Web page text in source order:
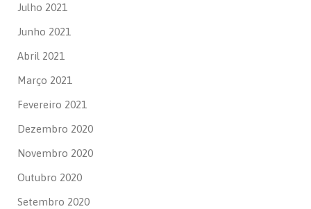
Julho 2021
Junho 2021
Abril 2021
Março 2021
Fevereiro 2021
Dezembro 2020
Novembro 2020
Outubro 2020
Setembro 2020